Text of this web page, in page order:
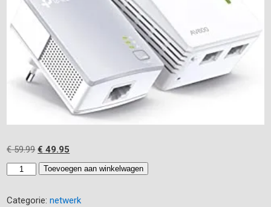
€59.99 Oorspronkelijke
prijs
was:
€ 49.95
prijs
is:
TP-
AV
Toevoegen aan winkelwagen
Categorie:netwerk